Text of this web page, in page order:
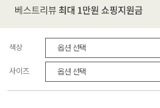
색상
사이즈